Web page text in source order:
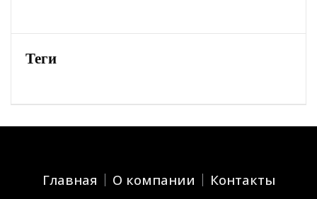
Теги
Главная О компании Контакты